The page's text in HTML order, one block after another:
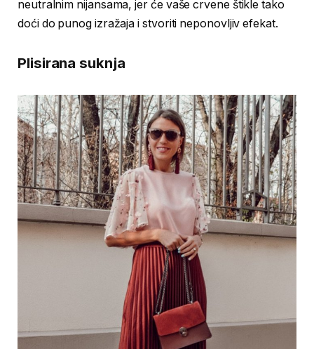
neutralnim nijansama, jer će vaše crvene štikle tako
doći do punog izražaja i stvoriti neponovljiv efekat.
Plisirana suknja